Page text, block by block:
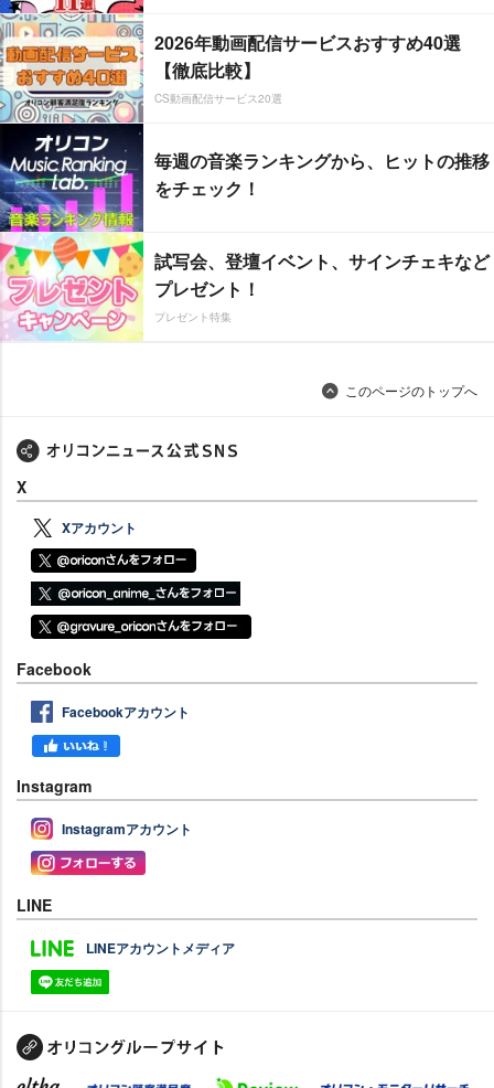
2026年動画配信サービスおすすめ40選
【徹底比較】
CS動画配信サービス20選
毎週の音楽ランキングから、ヒットの推移
をチェック！
試写会、登壇イベント、サインチェキなど
プレゼント！
プレゼント特集
このページのトップへ
X
Xアカウント
Facebook
Facebookアカウント
Instagram
Instagramアカウント
LINE
LINEアカウントメディア